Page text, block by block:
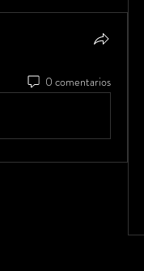
0 comentarios